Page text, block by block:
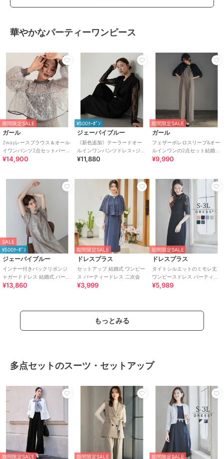
華やかなパーティーワンピース
期間限定SALE
ガール
2wayレースブラウス＆オール
イワンパンツ2点セットパーテ
ィードレス
¥14,900
¥500ｸｰﾎﾟﾝ
ジェーバイブルー
《新色追加》テーラードオー
ルインワンパンツドレス+ジャ
ガードチュールトップス 結婚
¥11,880
期間限定SALE
ガール
フェザーボレロスリーブ&オー
ルインワンの2点セット結婚式
パンツドレスパーティードレ
¥9,990
SALE
¥500ｸｰﾎﾟﾝ
ジェーバイブルー
インナー付きバックリボンジ
ャガードドレス 結婚式 パーテ
ィードレス 成人式 二次会 同窓
¥13,860
期間限定SALE
ドレスプラス
セットアップ 結婚式 ワンピー
ス パーティードレス 二次会
¥3,999
期間限定SALE
ドレスプラス
タイトシルエットのミモレ丈
ワンピースドレス パーティー
ドレス 結婚式
¥5,989
もっとみる
多点セットのスーツ・セットアップ
期間限定SALE 期間限定SALE 期間限定SALE